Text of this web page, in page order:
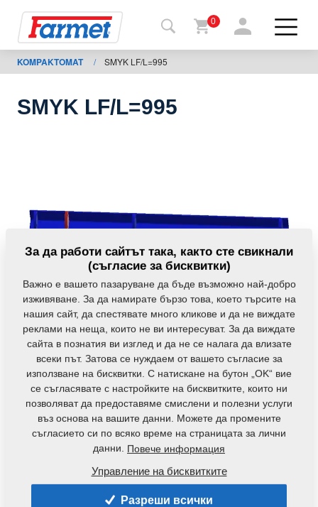
изтегляния
0
KOMPAKTOMAT / SMYK LF/L=995
SMYK LF/L=995
Код на продукта: VZ00034293P1
Частта може да се използва при следните
KOMPAKTOMAT
За да работи сайтът така, както сте свикнали
(съгласие за бисквитки)
Важно е вашето пазаруване да бъде възможно най-добро
изживяване. За да намирате бързо това, което търсите на
нашия сайт, да спестявате много кликове и да не виждате
реклами на неща, които не ви интересуват. За да виждате
сайта в познатия ви изглед и да не се налага да влизате
всеки път. Затова се нуждаем от вашето съгласие за
използване на бисквитки. С натискане на бутон „OK“ вие
се съгласявате с настройките на бисквитките, които ни
позволяват да предоставяме смислени и полезни услуги
въз основа на вашите данни. Можете да промените
съгласието си по всяко време на страницата за лични
данни. Повече информация
Управление на бисквитките
Разреши всички